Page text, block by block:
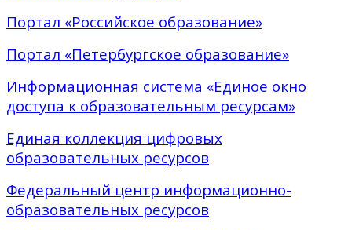
Портал «Российское образование»
Портал «Петербургское образование»
Информационная система «Единое окно
доступа к образовательным ресурсам»
Единая коллекция цифровых
образовательных ресурсов
Федеральный центр информационно-
образовательных ресурсов